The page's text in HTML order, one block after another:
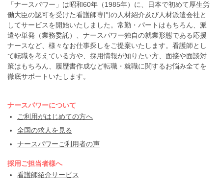
「ナースパワー」は昭和60年（1985年）に、日本で初めて厚生労
働大臣の認可を受けた看護師専門の人材紹介及び人材派遣会社と
してサービスを開始いたしました。常勤・パートはもちろん、派
遣や単発（業務委託）、ナースパワー独自の就業形態である応援
ナースなど、様々なお仕事探しをご提案いたします。看護師とし
て転職を考えている方や、採用情報が知りたい方、面接や面談対
策はもちろん、履歴書作成など転職・就職に関するお悩み全てを
徹底サポートいたします。
ナースパワーについて
ご利用がはじめての方へ
全国の求人を見る
ナースパワーご利用者の声
採用ご担当者様へ
看護師紹介サービス